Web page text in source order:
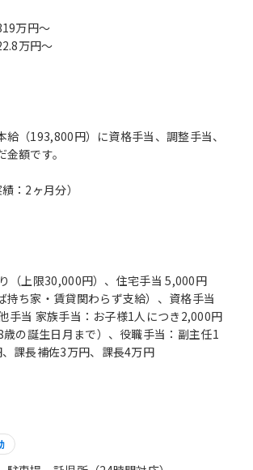
万円〜
万円〜
（193,800円）に資格手当、調整手当、
額です。
：2ヶ月分）
（上限30,000円）、住宅手当 5,000円
持ち家・賃貸関わらず支給）、資格手当
手当 家族手当：お子様1人につき2,000円
歳の誕生日月まで）、役職手当：副主任1
課長補佐3万円、課長4万円